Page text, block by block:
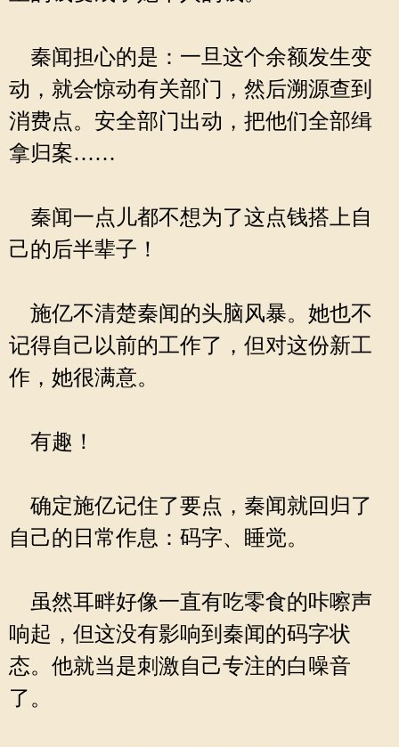
秦闻担心的是：一旦这个余额发生变
动，就会惊动有关部门，然后溯源查到
消费点。安全部门出动，把他们全部缉
拿归案……
秦闻一点儿都不想为了这点钱搭上自
己的后半辈子！
施亿不清楚秦闻的头脑风暴。她也不
记得自己以前的工作了，但对这份新工
作，她很满意。
有趣！
确定施亿记住了要点，秦闻就回归了
自己的日常作息：码字、睡觉。
虽然耳畔好像一直有吃零食的咔嚓声
响起，但这没有影响到秦闻的码字状
态。他就当是刺激自己专注的白噪音
了。